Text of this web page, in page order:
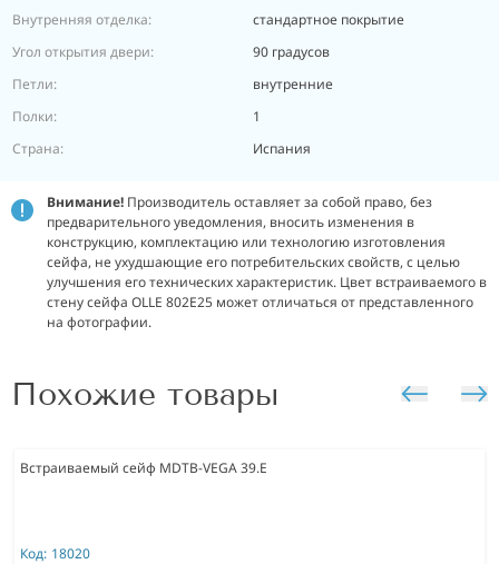
Внутренняя отделка:
стандартное покрытие
Угол открытия двери:
90 градусов
Петли:
внутренние
Полки:
1
Страна:
Испания
Внимание! Производитель оставляет за собой право, без
предварительного уведомления, вносить изменения в
конструкцию, комплектацию или технологию изготовления
сейфа, не ухудшающие его потребительских свойств, с целью
улучшения его технических характеристик. Цвет встраиваемого в
стену сейфа OLLE 802E25 может отличаться от представленного
на фотографии.
Похожие товары
Встраиваемый сейф MDTB-VEGA 39.E
Код: 18020